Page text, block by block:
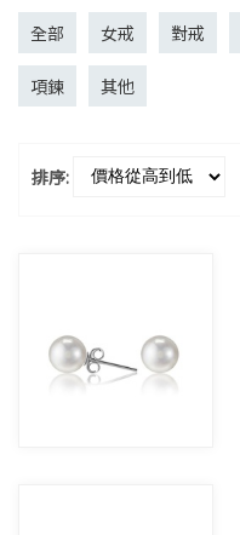
全部 女戒 對戒
項鍊 其他
排序: